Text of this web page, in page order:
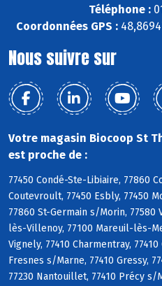
Téléphone :
Coordonnées GPS :
Nous suivre sur
Votre magasin Biocoop St
est proche de :
77450 Condé-Ste-Libiaire, 77860
Coutevroult, 77450 Esbly, 77450
77860 St-Germain s/Morin,
lès-Villenoy, 77100 Mareuil-lès-
Vignely, 77410 Charmentray,
Fresnes s/Marne, 77410 Gressy,
77230 Nantouillet, 77410 Précy s/